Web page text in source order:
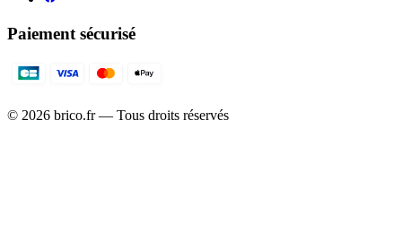
Paiement sécurisé
© 2026 brico.fr — Tous droits réservés